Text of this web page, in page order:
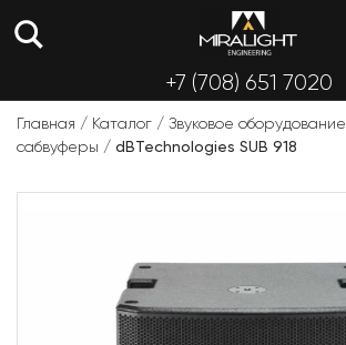
+7 (708) 651 7020
Главная / Каталог / Звуковое оборудование
сабвуферы / dBTechnologies SUB 918